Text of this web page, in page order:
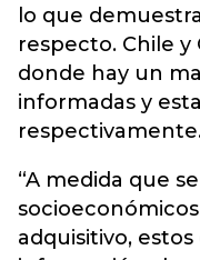
lo que
respecto. Chile y
donde hay un
informadas y
“A medida que
adquisitivo,